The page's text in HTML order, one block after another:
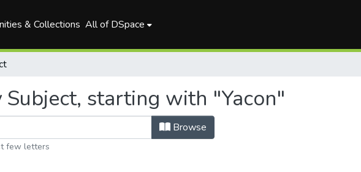
& Collections All of DSpace
starting with "Yacon"
Browse
few letters